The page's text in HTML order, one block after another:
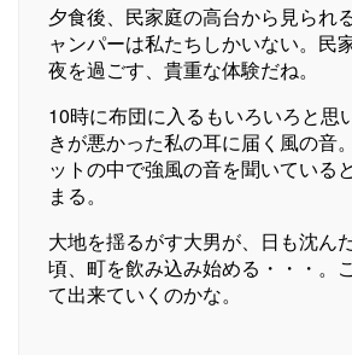
夕食後、民家庭の高台から見られ
ャンパーは私たちしかいない。民
夜を過ごす、貴重な体験だね。
10時に布団に入るもいろいろと思
きが悪かった私の耳に届く風の音
ットの中で強風の音を聞いている
まる。
大地を揺るがす大男が、日も沈ん
頃、町を飲み込み始める・・・。
て出来ていくのかな。